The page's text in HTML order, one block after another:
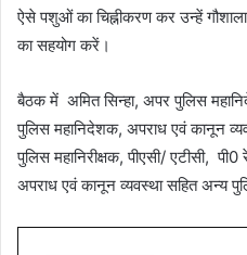
ऐसे पशुओं का चिह्नीकरण कर उन्हें
का सहयोग करें।
बैठक में अमित सिन्हा, अपर पुलिस
पुलिस महानिदेशक, अपराध एवं कानून
पुलिस महानिरीक्षक, पीएसी/ एटीसी,
अपराध एवं कानून व्यवस्था सहित अन्य